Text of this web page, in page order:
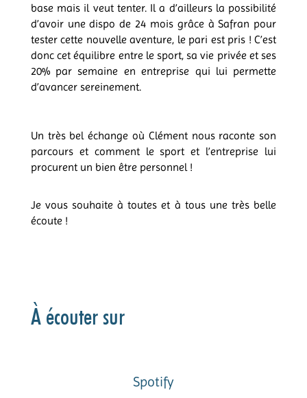
base mais il veut tenter. Il a d’ailleurs la possibilité
d’avoir une dispo de 24 mois grâce à Safran pour
tester cette nouvelle aventure, le pari est pris ! C’est
donc cet équilibre entre le sport, sa vie privée et ses
20% par semaine en entreprise qui lui permette
d’avancer sereinement.
Un très bel échange où Clément nous raconte son
parcours et comment le sport et l’entreprise lui
procurent un bien être personnel !
Je vous souhaite à toutes et à tous une très belle
écoute !
À écouter sur
Spotify